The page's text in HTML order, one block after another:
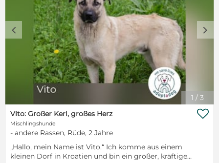
1 / 3
c d
Vito: Großer Kerl, großes Herz
Mischlingshunde
- andere Rassen, Rüde, 2 Jahre
„Hallo, mein Name ist Vito.“ Ich komme aus einem
kleinen Dorf in Kroatien und bin ein großer, kräftiger
